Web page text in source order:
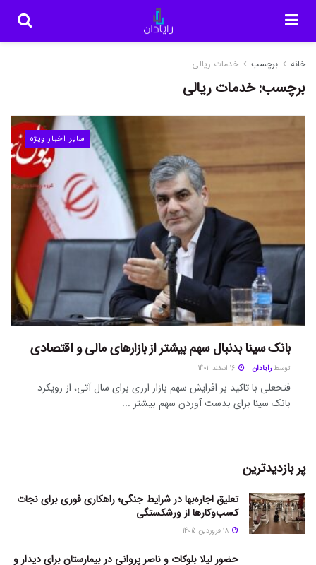
خانه برچسب خدمات ریالی
برچسب:خدمات ریالی
سایر اخبار ویژه
بانک سینا بدنبال سهم بیشتر از بازار‌های مالی و اقتصادی
توسط رایادان
فتحعلی با تاکید بر افزایش سهم بازار ارزی برای سال آتی، از رویکرد
بانک سینا برای بدست آوردن سهم بیشتر ...
پر بازدیدترین
تعلیق اجاره‌بها در شرایط جنگی؛ راهکاری فوری برای نجات
کسب‌وکارها از ورشکستگی
حضور لیلا بلوکات و ناصر پروانی در بیمارستان برای دیدار و